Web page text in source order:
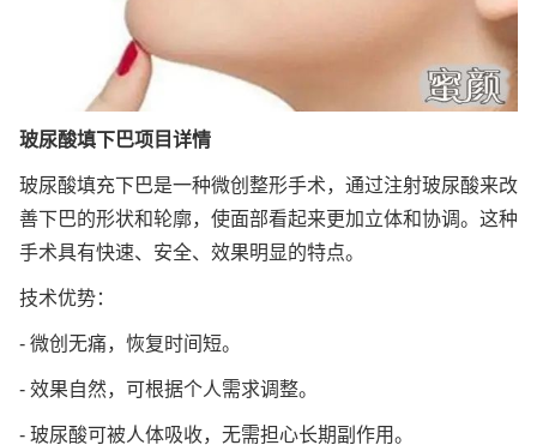
玻尿酸填下巴项目详情
玻尿酸填充下巴是一种微创整形手术，通过注射玻尿酸来改
善下巴的形状和轮廓，使面部看起来更加立体和协调。这种
手术具有快速、安全、效果明显的特点。
技术优势：
- 微创无痛，恢复时间短。
- 效果自然，可根据个人需求调整。
- 玻尿酸可被人体吸收，无需担心长期副作用。